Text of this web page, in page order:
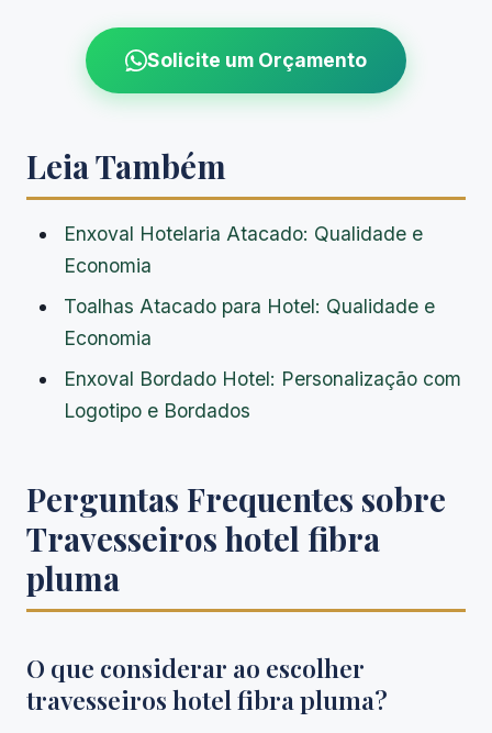
Solicite um Orçamento
Leia Também
Enxoval Hotelaria Atacado: Qualidade e
Economia
Toalhas Atacado para Hotel: Qualidade e
Economia
Enxoval Bordado Hotel: Personalização com
Logotipo e Bordados
Perguntas Frequentes sobre
Travesseiros hotel fibra
pluma
O que considerar ao escolher
travesseiros hotel fibra pluma?